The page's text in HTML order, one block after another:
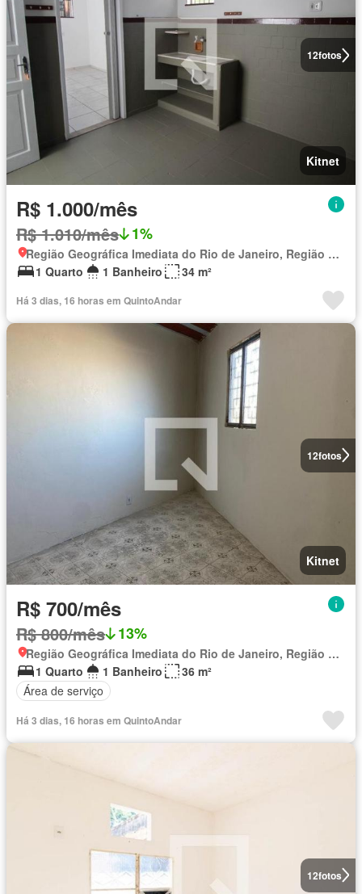
12fotos
Kitnet
R$ 1.000/mês
R$ 1.010/mês 1%
Região Geográfica Imediata do Rio de Janeiro, Região Metropolitana do Rio de Janeiro
1 Quarto
1 Banheiro 34 m²
Há 3 dias, 16 horas em QuintoAndar
12fotos
Kitnet
R$ 700/mês
R$ 800/mês 13%
Região Geográfica Imediata do Rio de Janeiro, Região Metropolitana do Rio de Janeiro
1 Quarto
1 Banheiro
36 m²
Área de serviço
Há 3 dias, 16 horas em QuintoAndar
12fotos